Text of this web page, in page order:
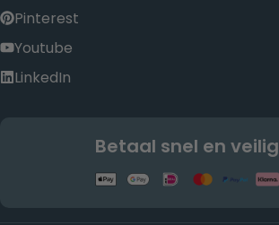
Pinterest
Youtube
LinkedIn
Betaal snel en veilig